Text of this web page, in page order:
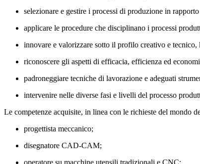
selezionare e gestire i processi di produzione in
applicare le procedure che disciplinano i processi
innovare e valorizzare sotto il profilo creativo e
riconoscere gli aspetti di efficacia, efficienza ed
padroneggiare tecniche di lavorazione e adeguati
intervenire nelle diverse fasi e livelli del processo
Le competenze acquisite, in linea con le richieste del mondo
progettista meccanico;
disegnatore CAD-CAM;